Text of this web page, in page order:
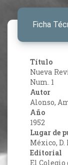
Ficha
Título
Nueva
Num. 1
Autor
Alonso,
Año
1952
Lugar de
México, D.
Editorial
El Colegio